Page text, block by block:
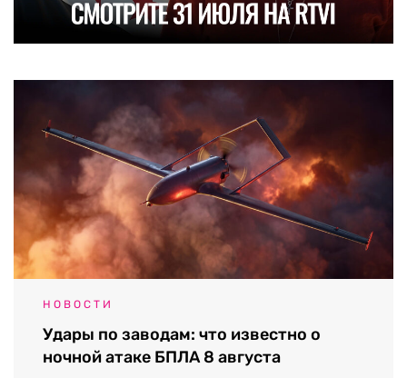
НОВОСТИ
Удары по заводам: что известно о
ночной атаке БПЛА 8 августа